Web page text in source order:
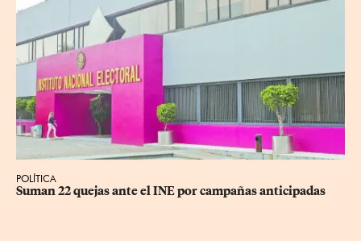
POLÍTICA
Suman 22 quejas ante el INE por campañas anticipadas